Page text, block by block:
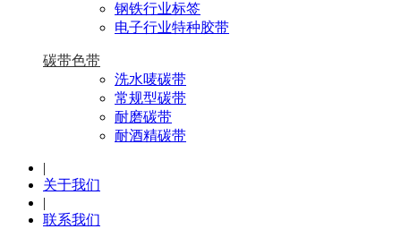
钢铁行业标签
电子行业特种胶带
碳带色带
洗水唛碳带
常规型碳带
耐磨碳带
耐酒精碳带
|
关于我们
|
联系我们